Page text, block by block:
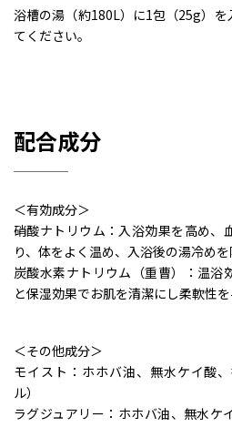
浴槽の湯（約180L）に1包（25g）を
てください。
配合成分
＜有効成分＞
硝酸ナトリウム：入浴効果を高め、
り、体をよく温め、入浴後の湯冷めを
炭酸水素ナトリウム（重曹）：温浴
と保湿効果でお肌を清潔にし柔軟性を
＜その他成分＞
モイスト：ホホバ油、無水ケイ酸
ル）
ラグジュアリー：ホホバ油、無水ケ